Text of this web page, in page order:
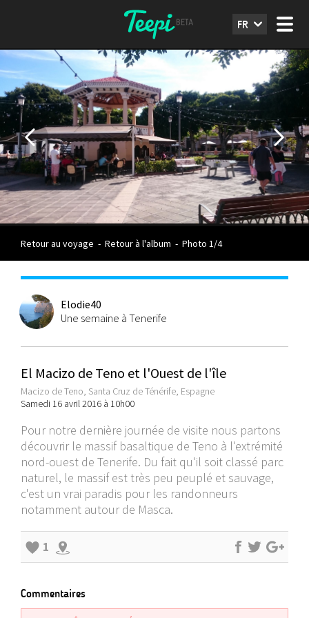
FR
Retour au voyage - Retour à l'album - Photo 1/4
Elodie40
Une semaine à Tenerife
El Macizo de Teno et l'Ouest de l'île
Macizo de Teno, Santa Cruz de Ténérife, Espagne
Samedi 16 avril 2016 à 10h00
Pour notre dernière journée de visite nous partons
découvrir le massif basaltique de Teno à l'extrémité
nord-ouest de Tenerife. Du fait qu'il soit classé parc
naturel, le massif est très peu peuplé et sauvage,
c'est un vrai paradis pour les randonneurs
notamment autour de Masca.
1
Commentaires